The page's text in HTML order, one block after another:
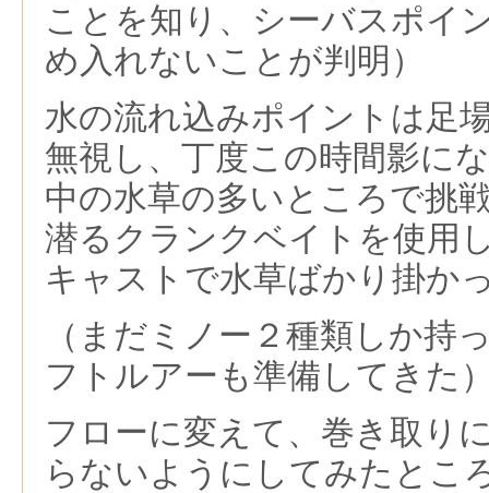
ことを知り、シーバスポイ
め入れないことが判明）
水の流れ込みポイントは足
無視し、丁度この時間影に
中の水草の多いところで挑
潜るクランクベイトを使用
キャストで水草ばかり掛か
（まだミノー２種類しか持
フトルアーも準備してきた
フローに変えて、巻き取り
らないようにしてみたとこ